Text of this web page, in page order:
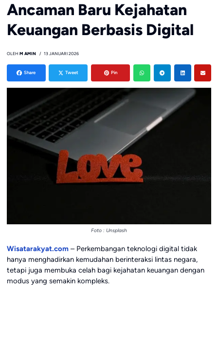
Ancaman Baru Kejahatan
Keuangan Berbasis Digital
OLEH M AMIN 13 JANUARI 2026
Share Tweet Pin
Foto : Unsplash
Wisatarakyat.com– Perkembangan teknologi digital tidak
hanya menghadirkan kemudahan berinteraksi lintas negara,
tetapi juga membuka celah bagi kejahatan keuangan dengan
modus yang semakin kompleks.